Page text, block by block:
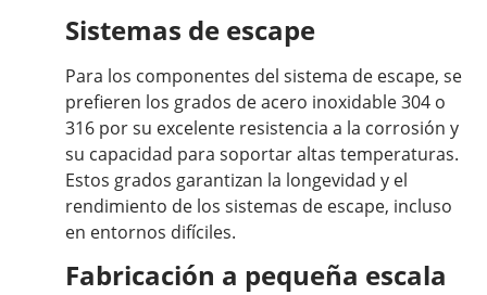
Sistemas de escape
Para los componentes del sistema de escape, se
prefieren los grados de acero inoxidable 304 o
316 por su excelente resistencia a la corrosión y
su capacidad para soportar altas temperaturas.
Estos grados garantizan la longevidad y el
rendimiento de los sistemas de escape, incluso
en entornos difíciles.
Fabricación a pequeña escala